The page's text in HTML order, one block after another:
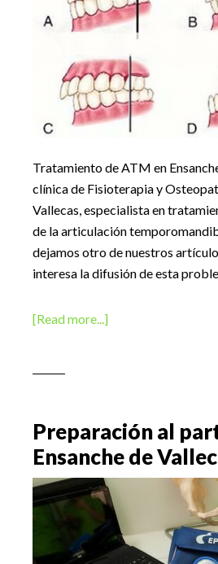
Tratamiento de ATM en
clínica de Fisioterapia y
Vallecas, especialista en
de la articulación
dejamos otro de nuestros
interesa la difusión de esta
[Read more...]about
ATM
en
Vallecas
(Madrid)
Preparación al
Ensanche de